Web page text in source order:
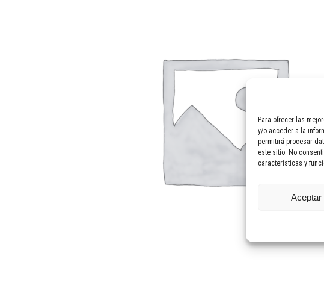
Para ofrecer las
y/o acceder a la
permitirá procesar
este sitio. No
características y
Aceptar